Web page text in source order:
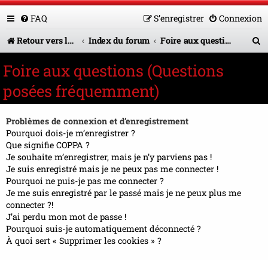
FAQ Connexion
S’enregistrer
Retour vers le site U.A.G.R.
Index du forum Foire aux questions (Questions posées fréquemment)
Foire aux questions (Questions
posées fréquemment)
Problèmes de connexion et d’enregistrement
Pourquoi dois-je m’enregistrer ?
Que signifie COPPA ?
Je souhaite m’enregistrer, mais je n’y parviens pas !
Je suis enregistré mais je ne peux pas me connecter !
Pourquoi ne puis-je pas me connecter ?
Je me suis enregistré par le passé mais je ne peux plus me
connecter ?!
J’ai perdu mon mot de passe !
Pourquoi suis-je automatiquement déconnecté ?
À quoi sert « Supprimer les cookies » ?